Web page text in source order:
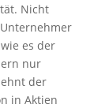
Nicht
es der
nur
der
in Aktien